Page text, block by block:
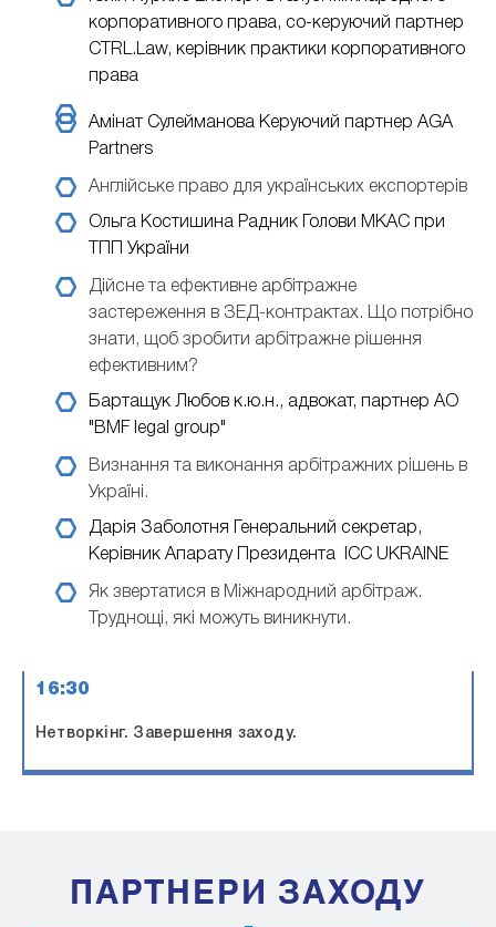
корпоративного права, со-керуючий партнер
CTRL.Law, керівник практики корпоративного
права
Амінат Сулейманова Керуючий партнер AGA
Partners
Англійське право для українських експортерів
Ольга Костишина Радник Голови МКАС при
ТПП України
Дійсне та ефективне арбітражне
застереження в ЗЕД-контрактах. Що потрібно
знати, щоб зробити арбітражне рішення
ефективним?
Бартащук Любов к.ю.н., адвокат, партнер АО
"BMF legal group"
Визнання та виконання арбітражних рішень в
Україні.
Дарія Заболотня
Генеральний секретар,
Керівник Апарату Президента ICC UKRAINE
Як звертатися в Міжнародний арбітраж.
Труднощі, які можуть виникнути.
16:30
Нетворкінг. Завершення заходу.
ПАРТНЕРИ ЗАХОДУ